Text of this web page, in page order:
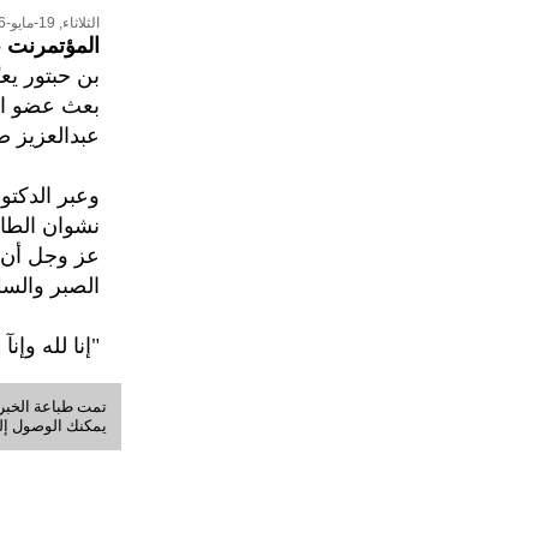
الثلاثاء, 19-مايو-2026
المؤتمرنت
بن حبتور
بعث عضو
وعبر
نشوان
عز وجل أن
الصبر
"إنا لله
تمت طباعة الخبر في: السبت, 08-
يمكنك الوصول